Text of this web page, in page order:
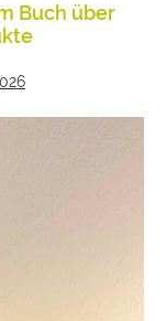
Buch über